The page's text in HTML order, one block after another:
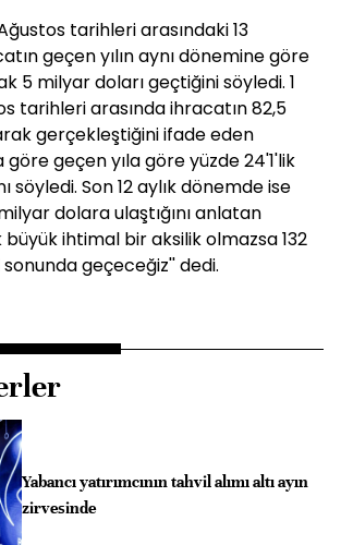
tarihleri arasındaki 13
geçen yılın aynı dönemine göre
5 milyar doları geçtiğini söyledi. 1
tarihleri arasında ihracatın 82,5
gerçekleştiğini ifade eden
geçen yıla göre yüzde 24'1'lik
söyledi. Son 12 aylık dönemde ise
dolara ulaştığını anlatan
ihtimal bir aksilik olmazsa 132
sonunda geçeceğiz'' dedi.
Yabancı yatırımcının tahvil alımı altı ayın
zirvesinde